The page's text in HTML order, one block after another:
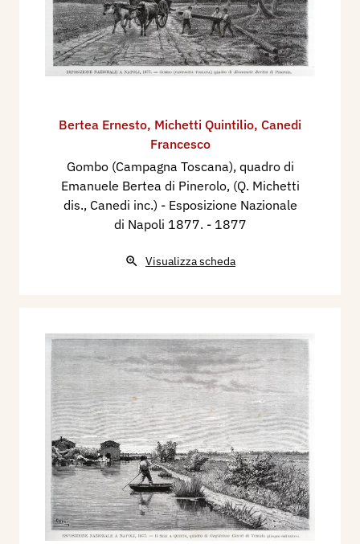
Bertea Ernesto, Michetti Quintilio, Canedi
Francesco
Gombo (Campagna Toscana), quadro di
Emanuele Bertea di Pinerolo, (Q. Michetti
dis., Canedi inc.) - Esposizione Nazionale
di Napoli 1877. - 1877
Visualizza scheda